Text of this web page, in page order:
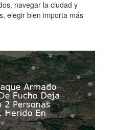
navegar la ciudad y
elegir bien importa más